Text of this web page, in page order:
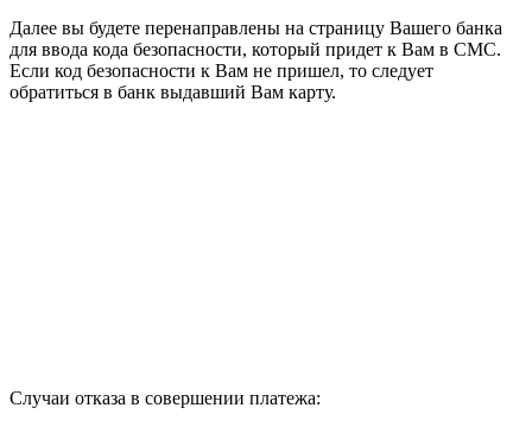
Далее вы будете перенаправлены на страницу Вашего банка
для ввода кода безопасности, который придет к Вам в СМС.
Если код безопасности к Вам не пришел, то следует
обратиться в банк выдавший Вам карту.
Случаи отказа в совершении платежа: